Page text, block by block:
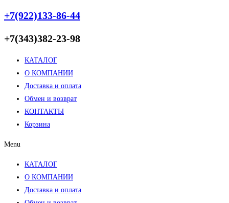
+7(922)133-86-44
+7(343)382-23-98
КАТАЛОГ
О КОМПАНИИ
Доставка и оплата
Обмен и возврат
КОНТАКТЫ
Корзина
Menu
КАТАЛОГ
О КОМПАНИИ
Доставка и оплата